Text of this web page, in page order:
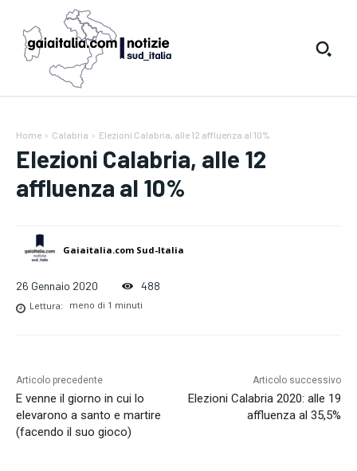
Home Calabria Elezioni Calabria, alle 12 affluenza al 10%
Elezioni Calabria, alle 12
affluenza al 10%
Gaiaitalia.com Sud-Italia
26 Gennaio 2020 488
Lettura: meno di 1 minuti
Articolo precedente
E venne il giorno in cui lo
elevarono a santo e martire
(facendo il suo gioco)
Articolo successivo
Elezioni Calabria 2020: alle 19
affluenza al 35,5%